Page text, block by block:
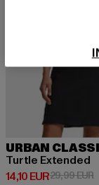
URBAN
Turtle Extended
14,10 EUR
Derzeitiger Preis:
29,99 EUR